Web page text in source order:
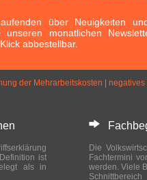
über Neuigkeiten
unseren monatlichen
abbestellbar.
der Mehrarbeitskosten negatives
ist
als in
Die
Fachtermini
werden. Viele